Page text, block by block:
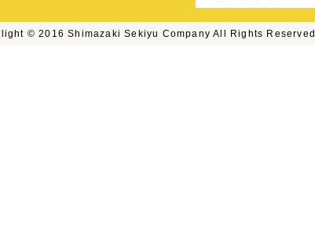
© 2016 Shimazaki Sekiyu Company All Rights Reserved.